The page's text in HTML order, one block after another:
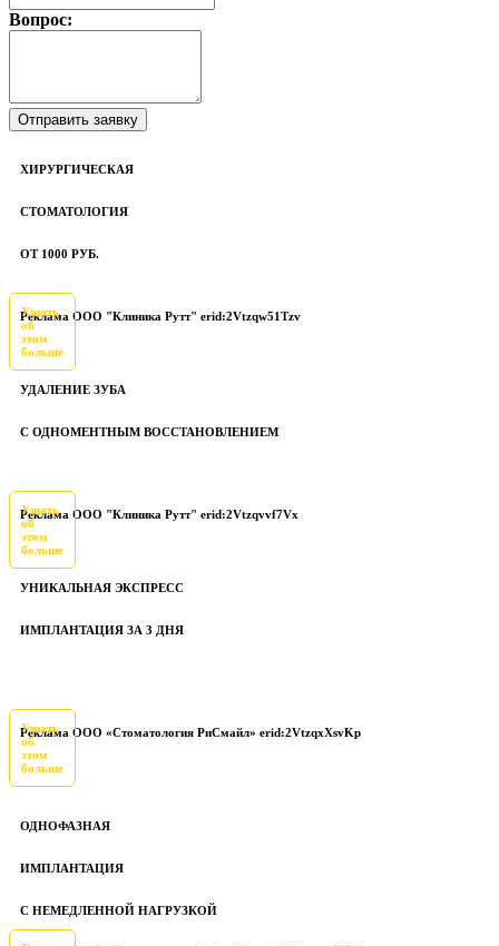
Вопрос:
ХИРУРГИЧЕСКАЯ
СТОМАТОЛОГИЯ
ОТ 1000 РУБ.
Реклама ООО "Клиника Рутт" erid:2Vtzqw51Tzv
Узнать
об
этом
больше
УДАЛЕНИЕ ЗУБА
С ОДНОМЕНТНЫМ ВОССТАНОВЛЕНИЕМ
Реклама ООО "Клиника Рутт" erid:2Vtzqvvf7Vx
Узнать
об
этом
больше
УНИКАЛЬНАЯ ЭКСПРЕСС
ИМПЛАНТАЦИЯ ЗА 3 ДНЯ
Реклама ООО «Стоматология РиСмайл» erid:2VtzqxXsvKp
Узнать
об
этом
больше
ОДНОФАЗНАЯ
ИМПЛАНТАЦИЯ
С НЕМЕДЛЕННОЙ НАГРУЗКОЙ